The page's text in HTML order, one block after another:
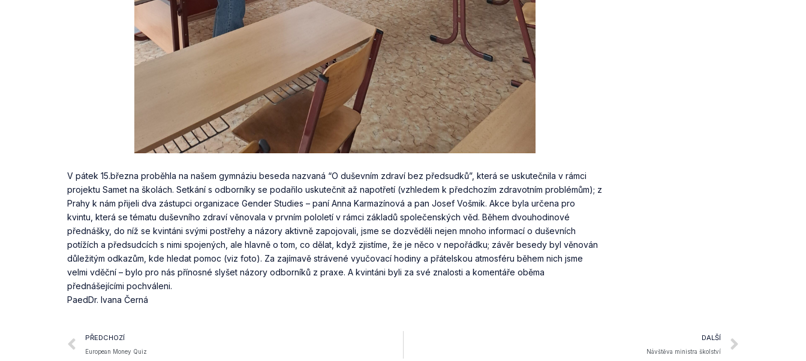
V pátek 15.března proběhla na našem gymnáziu beseda nazvaná “O duševním zdraví bez předsudků”, která se uskutečnila v rámci
projektu Samet na školách. Setkání s odborníky se podařilo uskutečnit až napotřetí (vzhledem k předchozím zdravotním problémům); z
Prahy k nám přijeli dva zástupci organizace Gender Studies – paní Anna Karmazínová a pan Josef Vošmik. Akce byla určena pro
kvintu, která se tématu duševního zdraví věnovala v prvním pololetí v rámci základů společenských věd. Během dvouhodinové
přednášky, do níž se kvintáni svými postřehy a názory aktivně zapojovali, jsme se dozvěděli nejen mnoho informací o duševních
potížích a předsudcích s nimi spojených, ale hlavně o tom, co dělat, když zjistíme, že je něco v nepořádku; závěr besedy byl věnován
důležitým odkazům, kde hledat pomoc (viz foto). Za zajímavě strávené vyučovací hodiny a přátelskou atmosféru během nich jsme
velmi vděční – bylo pro nás přínosné slyšet názory odborníků z praxe. A kvintáni byli za své znalosti a komentáře oběma
přednášejícími pochváleni.
PaedDr. Ivana Černá
PŘEDCHOZÍ
European Money Quiz
DALŠÍ
Návštěva ministra školství